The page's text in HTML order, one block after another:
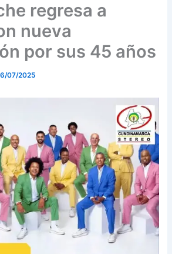
o
k
r
a
m
e
regresa a
nueva
por sus 45 años
07/2025